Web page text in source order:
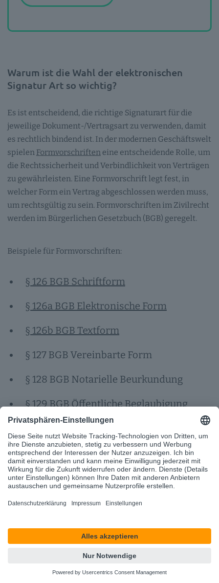
Warum ist die Wahl der elektronischen
Signatur Art so wichtig?
Es ist entscheidend, die richtige Signaturart für die
jeweilige Dokument-/Vertragsart zu verwenden, damit
es rechtlich bindend ist. In der modernen Geschäftswelt
spielen Formvorschriften eine entscheidende Rolle, um
die Rechtssicherheit und Verbindlichkeit von Verträgen
zu gewährleisten. Eine Formvorschrift legt fest, in
welcher Form ein Vertrag abgeschlossen werden muss,
um rechtsgültig zu sein. Formvorschriften im Zivilrecht
werden im Bürgerlichen Gesetzbuch (BGB) geregelt.
Beispiele für Formvorschriften:
§ 126 BGB Schriftform
§ 126a BGB Elektronische Form
§ 126b BGB Textform
§ 127 BGB Vereinbarte Form
§ 128 BGB Notarielle Beurkundung
§ 129 BGB Öffentliche Beglaubigung
Mit der zunehmenden Digitalisierung rückt die
elektronische Signatur immer mehr in den Fokus, da sie
eine effiziente Methode bietet, um Formvorschriften
rechtskonform zu erfüllen. Die Nichteinhaltung einer
Formvorschrift kann schwerwiegende rechtliche
vorgeschriebene Formvorschrift nicht beachtet wird,
führt dies in der Regel zur Nichtigkeit des betreffenden
Rechtsgeschäfts. Ein Vertrag, der ohne die Einhaltung
der erforderlichen Formvorschrift geschlossen wird, ist